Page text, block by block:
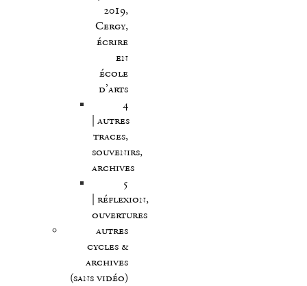
2019,
Cergy,
écrire
en
école
d’arts
4
| autres
traces,
souvenirs,
archives
5
| réflexion,
ouvertures
autres
cycles &
archives
(sans vidéo)